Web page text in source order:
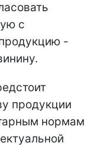
с
-
продукции
нормам